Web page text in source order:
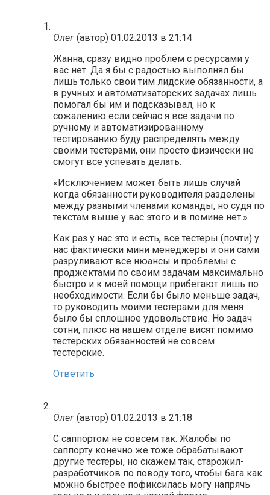
Олег (автор) 01.02.2013 в 21:14
Жанна, сразу видно проблем с ресурсами у
вас нет. Да я бы с радостью выполнял бы
лишь только свои тим лидские обязанности, а
в ручных и автоматизаторских задачах лишь
помогал бы им и подсказывал, но к
сожалению если сейчас я все задачи по
ручному и автоматизированному
тестированию буду распределять между
своими тестерами, они просто физически не
смогут все успевать делать.
«Исключением может быть лишь случай
когда обязанности руководителя разделены
между разными членами команды, но судя по
текстам выше у вас этого и в помине нет.»
Как раз у нас это и есть, все тестеры (почти) у
нас фактически мини менеджеры и они сами
разруливают все нюансы и проблемы с
проджектами по своим задачам максимально
быстро и к моей помощи прибегают лишь по
необходимости. Если бы было меньше задач,
то руководить моими тестерами для меня
было бы сплошное удовольствие. Но задач
сотни, плюс на нашем отделе висят помимо
тестерских обязанностей не совсем
тестерские.
Ответить
Олег (автор) 01.02.2013 в 21:18
С саппортом не совсем так. Жалобы по
саппорту конечно же тоже обрабатывают
другие тестеры, но скажем так, старожил-
разработчиков по поводу того, чтобы бага как
можно быстрее пофиксилась могу напрячь